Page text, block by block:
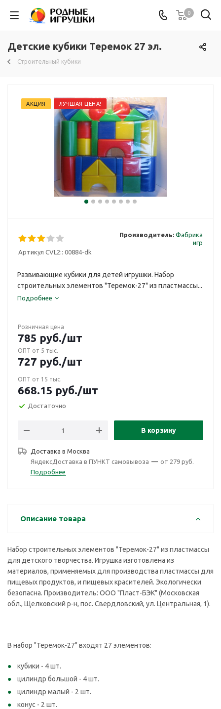
0
Детские кубики Теремок 27 эл.
Строительный кубики
АКЦИЯ ЛУЧШАЯ ЦЕНА!
Артикул CVL2:: 00884-dk
Производитель: Фабрика
игр
Развивающие кубики для детей игрушки. Набор
строительных элементов "Теремок-27" из пластмассы...
Подробнее
Розничная цена
785 руб./шт
ОПТ от 5 тыс.
727 руб./шт
ОПТ от 15 тыс.
668.15 руб./шт
Достаточно
В корзину
Доставка в Москва
ЯндексДоставка в ПУНКТ самовывоза — от 279 руб.
Подробнее
Описание товара
Набор строительных элементов "Теремок-27" из пластмассы
для детского творчества. Игрушка изготовлена из
материалов, применяемых для производства пластмассы для
пищевых продуктов, и пищевых красителей. Экологически
безопасна. Производитель: ООО "Пласт-БЭК" (Московская
обл., Щелковский р-н, пос. Свердловский, ул. Центральная, 1).
В набор "Теремок-27" входят 27 элементов:
кубики - 4 шт.
цилиндр большой - 4 шт.
цилиндр малый - 2 шт.
конус - 2 шт.